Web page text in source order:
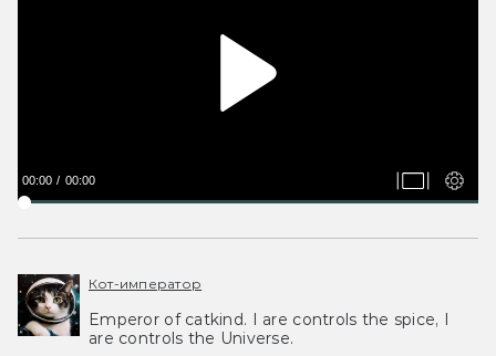
00:00 00:00
Кот-император
Emperor of catkind. I are controls the spice, I
are controls the Universe.